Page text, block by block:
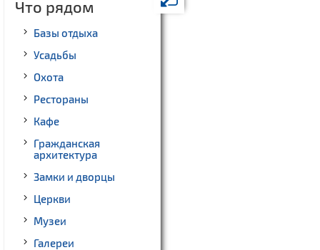
Что рядом
Базы отдыха
Усадьбы
Охота
Рестораны
Кафе
Гражданская
архитектура
Замки и дворцы
Церкви
Музеи
Галереи